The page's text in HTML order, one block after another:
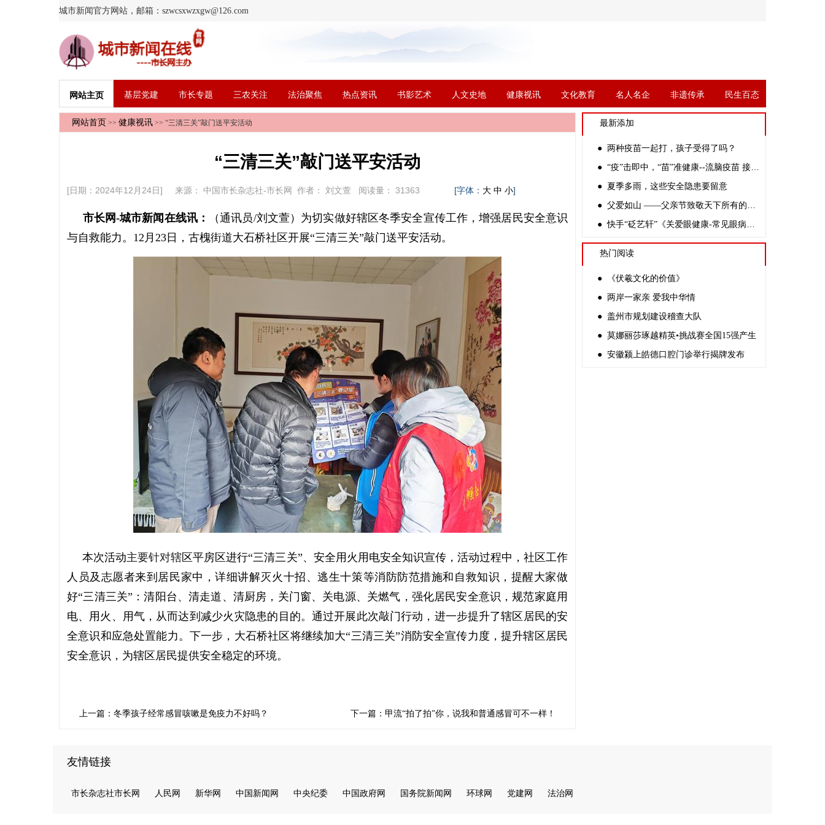
城市新闻官方网站，邮箱：szwcsxwzxgw@126.com
网站主页 基层党建 市长专题 三农关注 法治聚焦 热点资讯 书影艺术 人文史地 健康视讯 文化教育 名人名企 非遗传承 民生百态
网站首页 >> 健康视讯 >> “三清三关”敲门送平安活动
“三清三关”敲门送平安活动
[日期：2024年12月24日] 来源： 中国市长杂志社-市长网 作者： 刘文萱 阅读量： 31363 [字体： 大 中 小]
市长网-城市新闻在线讯： （通讯员/刘文萱） 为切实做好辖区冬季安全宣传工作，增强居民安全意识
与自救能力。12月23日，古槐街道大石桥社区开展“三清三关”敲门送平安活动。
本次活动主要针对辖区平房区进行“三清三关”、安全用火用电安全知识宣传，活动过程中，社区工作
人员及志愿者来到居民家中，详细讲解灭火十招、逃生十策等消防防范措施和自救知识，提醒大家做
好“三清三关”：清阳台、清走道、清厨房，关门窗、关电源、关燃气，强化居民安全意识，规范家庭用
电、用火、用气，从而达到减少火灾隐患的目的。 通过开展此次敲门行动，进一步提升了辖区居民的安
全意识和应急处置能力。下一步，大石桥社区将继续加大“三清三关”消防安全宣传力度，提升辖区居民
安全意识，为辖区居民提供安全稳定的环境。
上一篇：冬季孩子经常感冒咳嗽是免疫力不好吗？ 下一篇：甲流“拍了拍”你，说我和普通感冒可不一样！
最新添加
● 两种疫苗一起打，孩子受得了吗？
● 夏季多雨，这些安全隐患要留意
热门阅读
● 《伏羲文化的价值》
● 两岸一家亲 爱我中华情
● 盖州市规划建设稽查大队
● 莫娜丽莎琢越精英•挑战赛全国15强产生
● 安徽颍上皓德口腔门诊举行揭牌发布
友情链接
市长杂志社市长网 人民网 新华网 中国新闻网 中央纪委 中国政府网 国务院新闻网 环球网 党建网 法治网